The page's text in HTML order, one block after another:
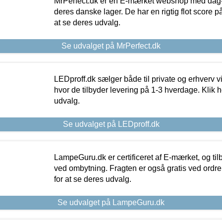
deres danske lager. De har en rigtig flot score
at se deres udvalg.
Se udvalget på MrPerfect.dk
LEDproff.dk sælger både til private og erhverv
hvor de tilbyder levering på 1-3 hverdage. Klik
udvalg.
Se udvalget på LEDproff.dk
LampeGuru.dk er certificeret af E-mærket, og
ved ombytning. Fragten er også gratis ved
for at se deres udvalg.
Se udvalget på LampeGuru.dk